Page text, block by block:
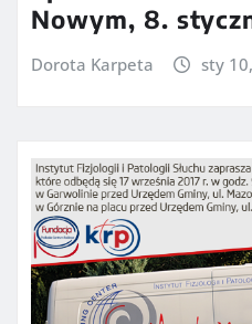
Nowym, 8.
Dorota Karpeta sty